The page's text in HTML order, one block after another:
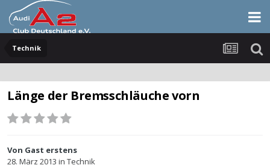
Technik
Länge der Bremsschläuche vorn
Von Gast erstens
28. März 2013 in Technik